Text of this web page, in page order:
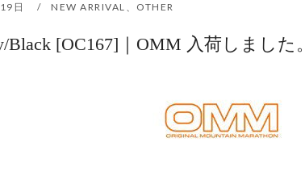
日 NEW ARRIVAL 、 OTHER
Black [OC167]｜OMM 入荷しました。